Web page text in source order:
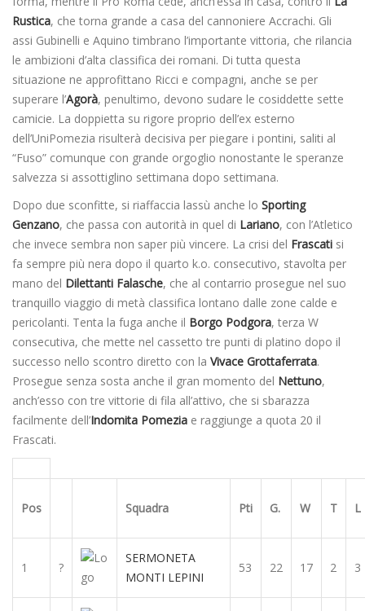
Rustica, che torna grande a casa del cannoniere Accrachi. Gli
assi Gubinelli e Aquino timbrano l’importante vittoria, che rilancia
le ambizioni d’alta classifica dei romani. Di tutta questa
situazione ne approfittano Ricci e compagni, anche se per
superare l’Agorà, penultimo, devono sudare le cosiddette sette
camicie. La doppietta su rigore proprio dell’ex esterno
dell’UniPomezia risulterà decisiva per piegare i pontini, saliti al
“Fuso” comunque con grande orgoglio nonostante le speranze
salvezza si assottiglino settimana dopo settimana.
Dopo due sconfitte, si riaffaccia lassù anche lo Sporting
Genzano, che passa con autorità in quel di Lariano, con l’Atletico
che invece sembra non saper più vincere. La crisi del Frascati si
fa sempre più nera dopo il quarto k.o. consecutivo, stavolta per
mano del Dilettanti Falasche, che al contarrio prosegue nel suo
tranquillo viaggio di metà classifica lontano dalle zone calde e
pericolanti. Tenta la fuga anche il Borgo Podgora, terza W
consecutiva, che mette nel cassetto tre punti di platino dopo il
successo nello scontro diretto con la Vivace Grottaferrata.
Prosegue senza sosta anche il gran momento del Nettuno,
anch’esso con tre vittorie di fila all’attivo, che si sbarazza
facilmente dell’Indomita Pomezia e raggiunge a quota 20 il
Frascati.
Pos Squadra Pti G. W T L
1 ?
SERMONETA
MONTI LEPINI
53 22 17 2 3